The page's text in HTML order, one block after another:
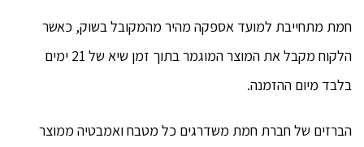
חמת מתחייבת למועד אספקה מהיר מהמקובל בשוק, כאשר
הלקוח מקבל את המוצר המוגמר בתוך זמן שיא של 21 ימים
בלבד מיום ההזמנה.
הברזים של חברת חמת משדרגים כל מטבח ואמבטיה ממוצר